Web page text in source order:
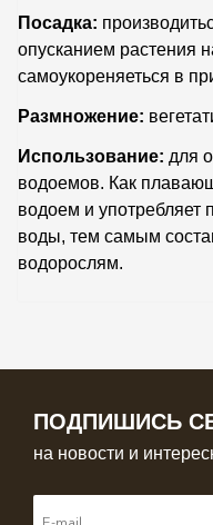
Посадка:
опусканием растения
самоукореняеться в
Размножение:
Использование: для
водоемов. Как
водоем и употребляет
воды, тем самым
водорослям.
ПОДПИШИСЬ
на новости и